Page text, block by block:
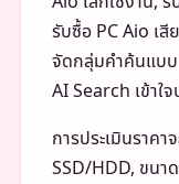
รับซื้อ PC Aio เสี
จัดกลุ่มคำค้นแบบ
AI Search เข้าใ
การประเมินราค
SSD/HDD, ขนา